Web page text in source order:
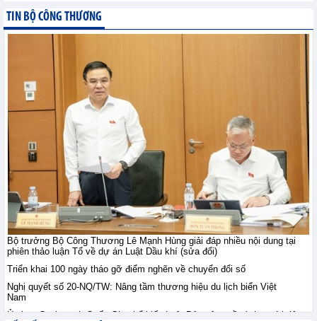
Nhật Bản: sản xuất tăng
trưởng trong tháng
Tin kinh tế thế giới - Thứ sáu, 7-
Chuyên gia WB: Xung
đột Trung Đông leo
thang có thể khiến tăng
trưởng toàn cầu giảm
xuống 1,3% trong năm 2026
Tin kinh tế thế giới - Thứ sáu, 7-8-2026
Xuất khẩu điện thoại và
linh kiện duy trì đà tăng
trưởng nhờ nhu cầu tiêu
thụ điện tử phục hồi tại
nhiều thị trường lớn
XUẤT NHẬP KHẨU - Thứ năm, 6-8-2026
TIN BỘ CÔNG THƯƠNG
Bộ trưởng Bộ Công Thương Lê Mạnh Hùng giải đáp nhiều nội dung tại
phiên thảo luận Tổ về dự án Luật Dầu khí (sửa đổi)
Triển khai 100 ngày tháo gỡ điểm nghẽn về chuyển đổi số
Nghị quyết số 20-NQ/TW: Nâng tầm thương hiệu du lịch biển Việt
Nam
Ủy ban Cạnh tranh Quốc Gia phổ biến Luật Bảo vệ quyền lợi người tiêu